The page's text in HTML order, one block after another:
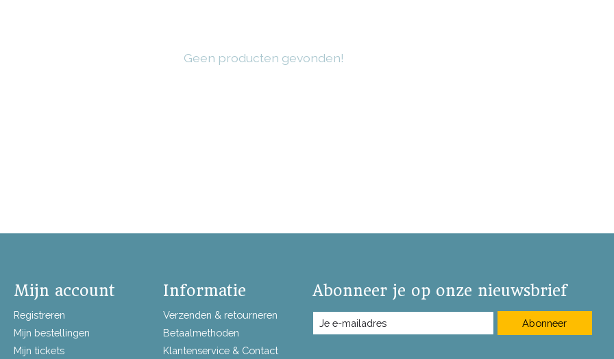
Geen producten gevonden!
Mijn account
Registreren
Mijn bestellingen
Mijn tickets
Informatie
Verzenden & retourneren
Betaalmethoden
Klantenservice & Contact
Abonneer je op onze nieuwsbrief
Abonneer